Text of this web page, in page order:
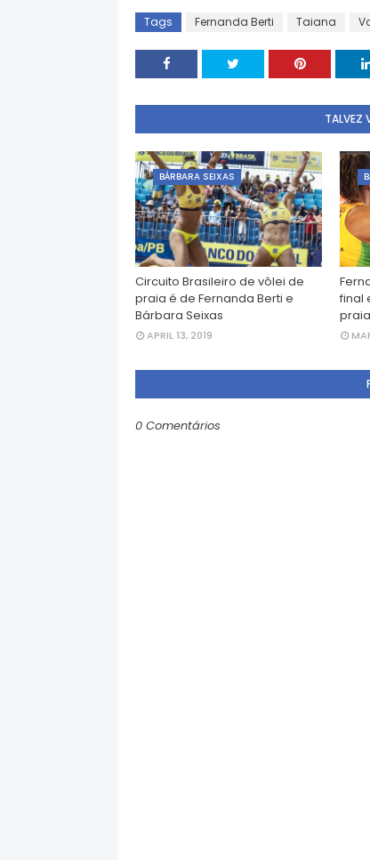
Tags Fernanda Berti Taiana
TALVEZ
BÁRBARA SEIXAS
Circuito Brasileiro de vôlei de
praia é de Fernanda Berti e
Bárbara Seixas
APRIL 13, 2019
final
0 Comentários